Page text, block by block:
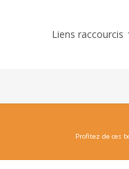
Liens raccourcis
Profitez de ces